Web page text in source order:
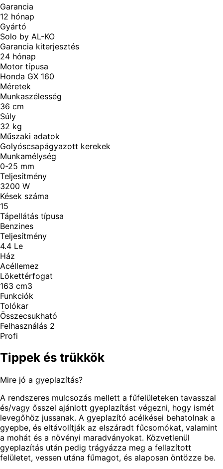
Garancia
12 hónap
Gyártó
Solo by AL-KO
Garancia kiterjesztés
24 hónap
Motor típusa
Honda GX 160
Méretek
Munkaszélesség
36 cm
Súly
32 kg
Műszaki adatok
Golyóscsapágyazott kerekek
Munkamélység
0-25 mm
Teljesítmény
3200 W
Kések száma
15
Tápellátás típusa
Benzines
Teljesítmény
4.4 Le
Ház
Acéllemez
Lökettérfogat
163 cm3
Funkciók
Tolókar
Összecsukható
Felhasználás 2
Profi
Tippek és trükkök
Mire jó a gyeplazítás?
A rendszeres mulcsozás mellett a fűfelületeken tavasszal
és/vagy ősszel ajánlott gyeplazítást végezni, hogy ismét
levegőhöz jussanak. A gyeplazító acélkései behatolnak a
gyepbe, és eltávolítják az elszáradt fűcsomókat, valamint
a mohát és a növényi maradványokat. Közvetlenül
gyeplazítás után pedig trágyázza meg a fellazított
felületet, vessen utána fűmagot, és alaposan öntözze be.